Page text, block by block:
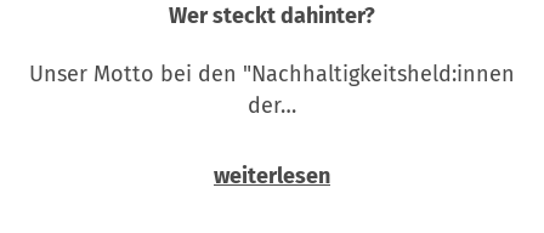
Wer steckt dahinter?
Unser Motto bei den "Nachhaltigkeitsheld:innen
der…
weiterlesen